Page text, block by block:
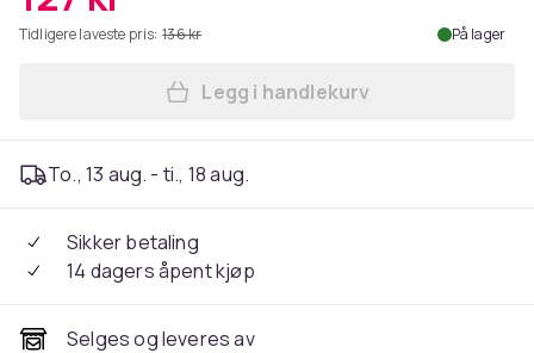
Tidligere laveste pris: 136 kr På lager
Legg iPhone 14 - Matt
Legg i handlekurv
To., 13 aug. - ti., 18 aug.
Sikker betaling
14 dagers åpent kjøp
Selges og leveres av